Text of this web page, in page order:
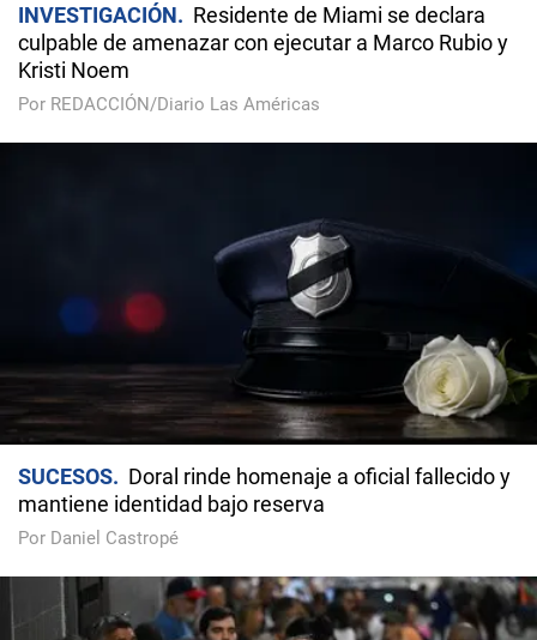
INVESTIGACIÓN
Residente de Miami se declara
culpable de amenazar con ejecutar a Marco Rubio y
Kristi Noem
Por REDACCIÓN/Diario Las Américas
SUCESOS
Doral rinde homenaje a oficial fallecido y
mantiene identidad bajo reserva
Por Daniel Castropé